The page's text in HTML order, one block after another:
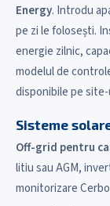
Energy. Introdu
pe zi le folosești.
energie zilnic,
modelul de
disponibile pe
Sisteme
Off-grid pentru
litiu sau AGM,
monitorizare Cerbo